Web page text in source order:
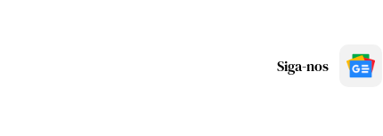
Siga-nos